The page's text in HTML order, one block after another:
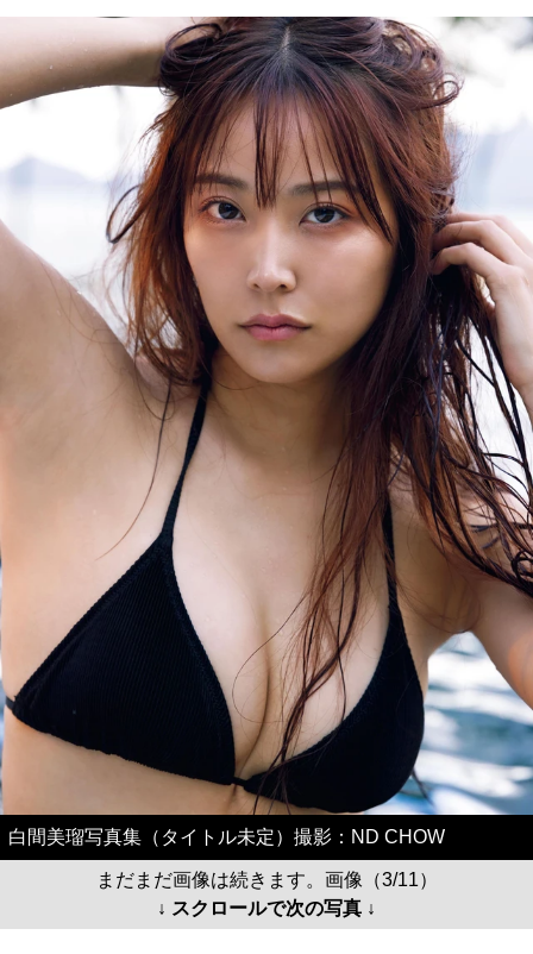
白間美瑠写真集（タイトル未定）撮影：ND CHOW
まだまだ画像は続きます。画像（3/11）
↓ スクロールで次の写真 ↓